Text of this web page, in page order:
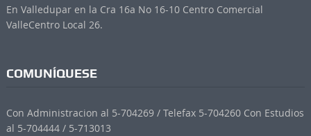
En Valledupar en la Cra 16a No 16-10 Centro Comercial
ValleCentro Local 26.
COMUNÍQUESE
Con Administracion al 5-704269 / Telefax 5-704260 Con Estudios
al 5-704444 / 5-713013